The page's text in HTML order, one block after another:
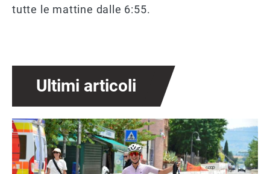
tutte le mattine dalle 6:55.
Ultimi articoli
Immagine